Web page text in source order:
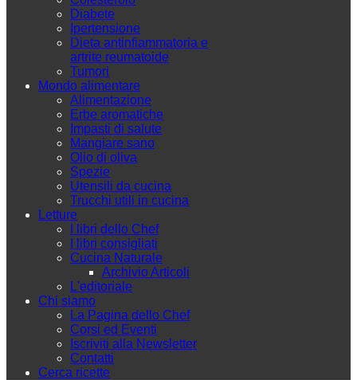
Diabete
Ipertensione
Dieta antinfiammatoria e
artrite reumatoide
Tumori
Mondo alimentare
Alimentazione
Erbe aromatiche
Impasti di salute
Mangiare sano
Olio di oliva
Spezie
Utensili da cucina
Trucchi utili in cucina
Letture
I libri dello Chef
I libri consigliati
Cucina Naturale
Archivio Articoli
L'editoriale
Chi siamo
La Pagina dello Chef
Corsi ed Eventi
Iscriviti alla Newsletter
Contatti
Cerca ricette